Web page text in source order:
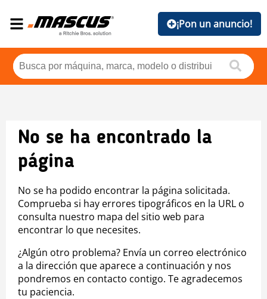
¡Pon un anuncio!
No se ha encontrado la
página
No se ha podido encontrar la página solicitada.
Comprueba si hay errores tipográficos en la URL o
consulta nuestro mapa del sitio web para
encontrar lo que necesites.
¿Algún otro problema? Envía un correo electrónico
a la dirección que aparece a continuación y nos
pondremos en contacto contigo. Te agradecemos
tu paciencia.